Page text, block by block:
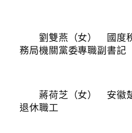
劉雙燕（女） 國度稅
務局機關黨委專職副書記
蔣荷芝（女） 安徽楚
退休職工